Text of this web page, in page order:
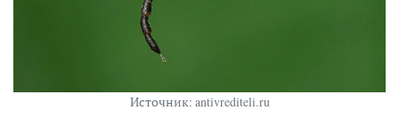
Источник: antivrediteli.ru